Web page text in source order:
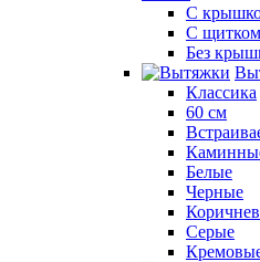
С
С щитком
Без
Классика
60 см
Белые
Черные
Серые